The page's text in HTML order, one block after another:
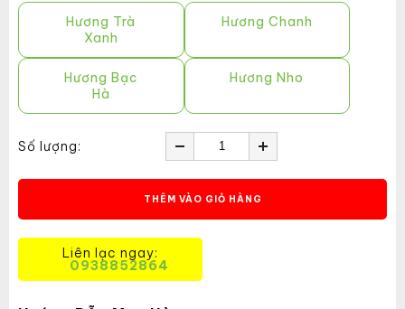
Hương Trà
Xanh
Hương Chanh
Hương Bạc
Hà
Hương Nho
Số lượng:
THÊM VÀO GIỎ HÀNG
Liên lạc ngay:
0938852864